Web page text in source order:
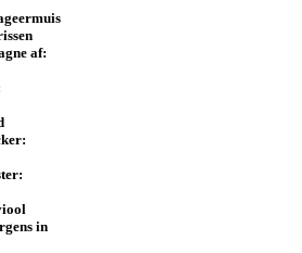
af:
in